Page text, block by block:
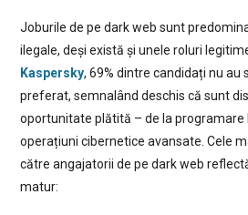
Joburile de pe dark web sunt
ilegale, deși există și unele roluri
Kaspersky, 69% dintre candidați nu au
preferat, semnalând deschis că sunt
oportunitate plătită – de la programare
operațiuni cibernetice avansate. Cele
către angajatorii de pe dark web
matur: